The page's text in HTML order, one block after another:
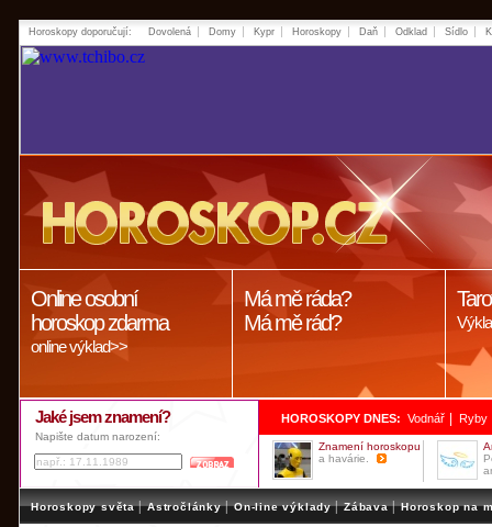
Horoskopy doporučují: Dovolená Domy Kypr Horoskopy Daň Odklad Sídlo
Online osobní
horoskop zdarma
online výklad>>
Má mě ráda?
Má mě rád?
Jaké jsem znamení?
Napište datum narození:
HOROSKOPY DNES: Vodnář Ryby
Znamení horoskopu
a havárie.
Horoskopy světa | Astročlánky | On-line výklady | Zábava | Horoskop na